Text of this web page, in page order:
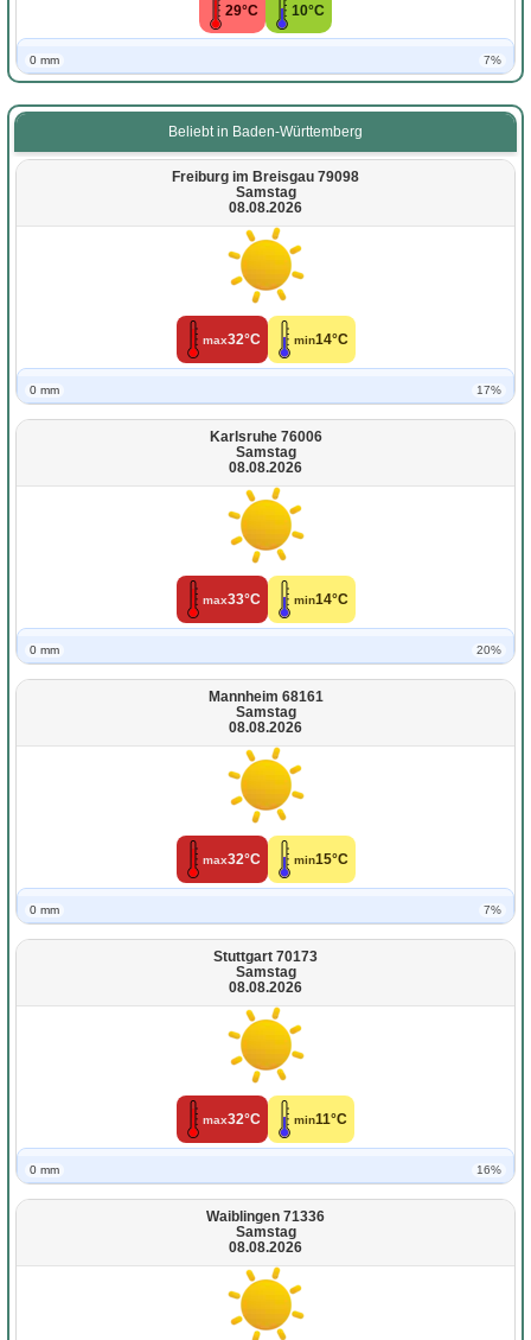
29°C 10°C
0 mm 7%
Beliebt in Baden-Württemberg
Freiburg im Breisgau 79098
Samstag
08.08.2026
max32°C min14°C
0 mm 17%
Karlsruhe 76006
Samstag
08.08.2026
max33°C min14°C
0 mm 20%
Mannheim 68161
Samstag
08.08.2026
max32°C min15°C
0 mm 7%
Stuttgart 70173
Samstag
08.08.2026
max32°C min11°C
0 mm 16%
Waiblingen 71336
Samstag
08.08.2026